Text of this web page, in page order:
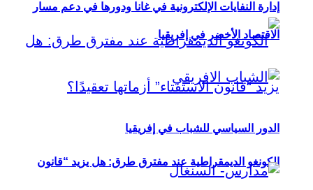
الكونغو الديمقراطية عند مفترق طرق: هل يزيد “قانون
إدارة النفايات الإلكترونية في غانا ودورها في دعم مسار
الاقتصاد الأخضر في إفريقيا
الدور السياسي للشباب في إفريقيا